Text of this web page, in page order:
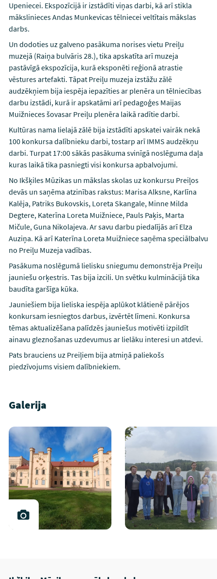
Upeniecei. Ekspozīcijā ir izstādīti viņas darbi, kā arī stikla
mākslinieces Andas Munkevicas tēlniecei veltītais mākslas
darbs.
Un dodoties uz galveno pasākuma norises vietu Preiļu
muzejā (Raiņa bulvāris 28.), tika apskatīta arī muzeja
pastāvīgā ekspozīcija, kurā eksponēti reģionā atrastie
vēstures artefakti. Tāpat Preiļu muzeja izstāžu zālē
audzēkņiem bija iespēja iepazīties ar plenēra un tēlniecības
darbu izstādi, kurā ir apskatāmi arī pedagoģes Maijas
Muižnieces šovasar Preiļu plenēra laikā radītie darbi.
Kultūras nama lielajā zālē bija izstādīti apskatei vairāk nekā
100 konkursa dalībnieku darbi, tostarp arī IMMS audzēkņu
darbi. Turpat 17:00 sākās pasākuma svinīgā noslēguma daļa
kuras laikā tika pasniegti visi konkursa apbalvojumi.
No Ikšķiles Mūzikas un mākslas skolas uz konkursu Preiļos
devās un saņēma atzinības rakstus: Marisa Alksne, Karlīna
Kalēja, Patriks Bukovskis, Loreta Skangale, Minne Milda
Degtere, Katerīna Loreta Muižniece, Pauls Paķis, Marta
Mičule, Guna Nikolajeva. Ar savu darbu piedalījās arī Elza
Auziņa. Kā arī Katerīna Loreta Muižniece saņēma speciālbalvu
no Preiļu Muzeja vadības.
Pasākuma noslēgumā lielisku sniegumu demonstrēja Preiļu
jauniešu orķestris. Tas bija izcili. Un svētku kulminācijā tika
baudīta garšīga kūka.
Jauniešiem bija lieliska iespēja aplūkot klātienē pārējos
konkursam iesniegtos darbus, izvērtēt līmeni. Konkursa
tēmas aktualizēšana palīdzēs jauniešus motivēti izpildīt
ainavu gleznošanas uzdevumus ar lielāku interesi un atdevi.
Pats brauciens uz Preiļiem bija atmiņā paliekošs
piedzīvojums visiem dalībniekiem.
Galerija